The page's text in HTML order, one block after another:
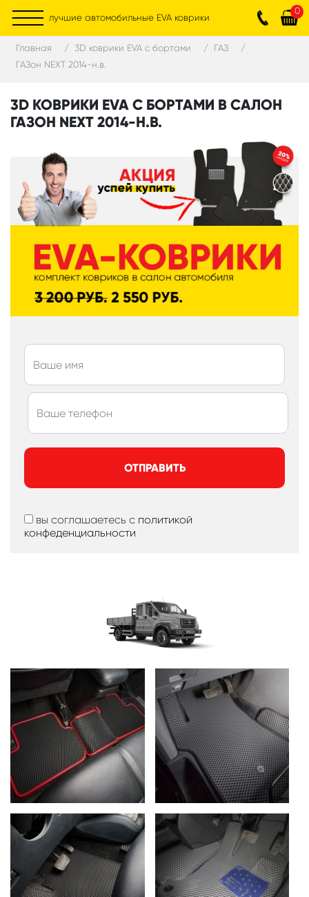
лучшие автомобильные EVA коврики
0
Главная 3D коврики EVA с бортами
ГАЗ
ГАЗон NEXT 2014-н.в.
3D КОВРИКИ EVA С БОРТАМИ В САЛОН
ГАЗОН NEXT 2014-Н.В.
ОТПРАВИТЬ
вы соглашаетесь с политикой
конфеденциальности